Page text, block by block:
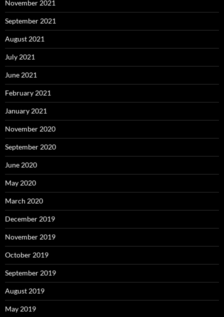
November 2021
September 2021
August 2021
July 2021
June 2021
February 2021
January 2021
November 2020
September 2020
June 2020
May 2020
March 2020
December 2019
November 2019
October 2019
September 2019
August 2019
May 2019